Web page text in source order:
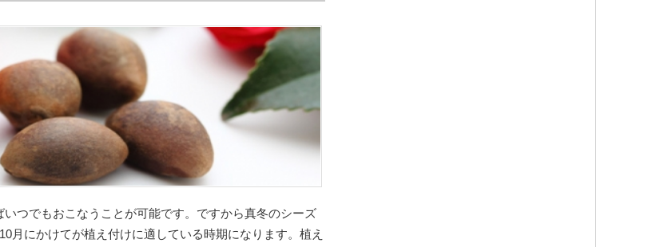
つでもおこなうことが可能です。ですから真冬のシーズ
月にかけてが植え付けに適している時期になります。植え